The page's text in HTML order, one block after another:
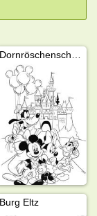
Burg Eltz